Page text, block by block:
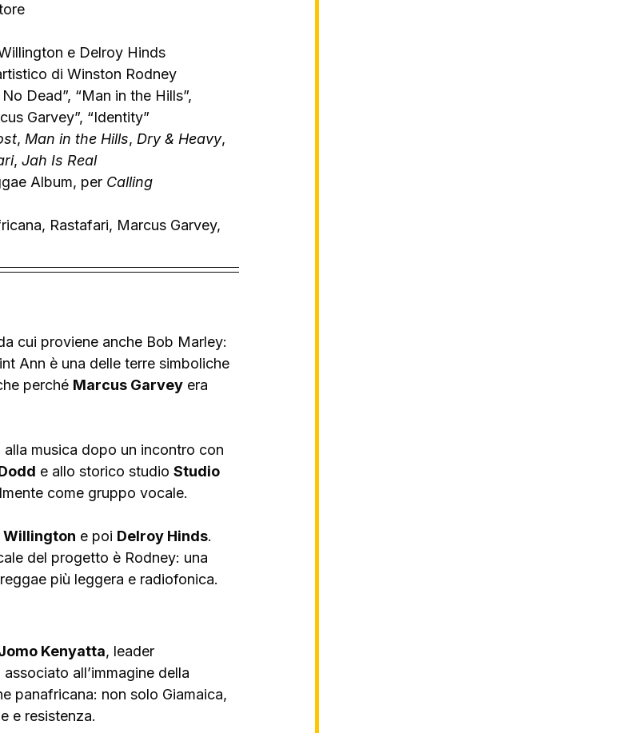
e Delroy Hinds
di Winston Rodney
Dead”, “Man in the Hills”,
Garvey”, “Identity”
, Man in the Hills, Dry & Heavy,
, Jah Is Real
Album, per Calling
Rastafari, Marcus Garvey,
cui proviene anche Bob Marley:
Ann è una delle terre simboliche
perché Marcus Garvey era
musica dopo un incontro con
e allo storico studio Studio
come gruppo vocale.
Willington e poi Delroy Hinds.
del progetto è Rodney: una
più leggera e radiofonica.
Kenyatta, leader
all’immagine della
panafricana: non solo Giamaica,
e resistenza.